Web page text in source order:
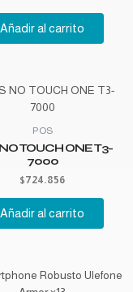
Añadir al carrito
POS
TOUCH ONE T3-
7000
$724.856
Añadir al carrito